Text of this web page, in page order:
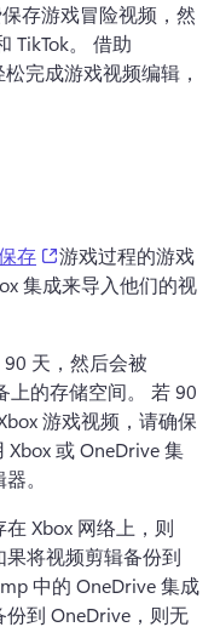
存游戏冒险视频，然
TikTok。 借助
完成游戏视频编辑，
存 (opens in a new
游戏过程的游戏
集成来导入他们的视
天，然后会被
上的存储空间。 若 90
游戏视频，请确保
Xbox 或 OneDrive 集
。
Xbox 网络上，则
果将视频剪辑备份到
中的 OneDrive 集成
到 OneDrive，则无